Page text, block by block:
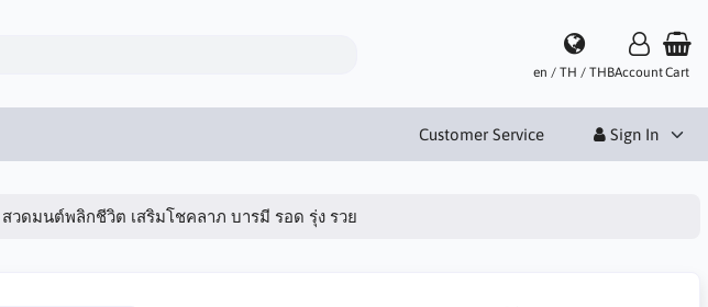
en / TH / THBAccountCart
Customer Service Sign In
สวดมนต์พลิกชีวิต เสริมโชคลาภ บารมี รอด รุ่ง รวย